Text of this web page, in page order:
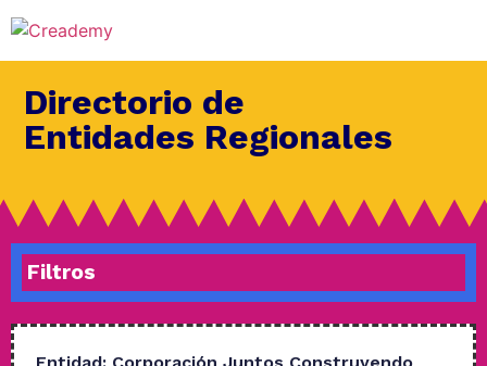
Directorio de
Entidades Regionales
Filtros